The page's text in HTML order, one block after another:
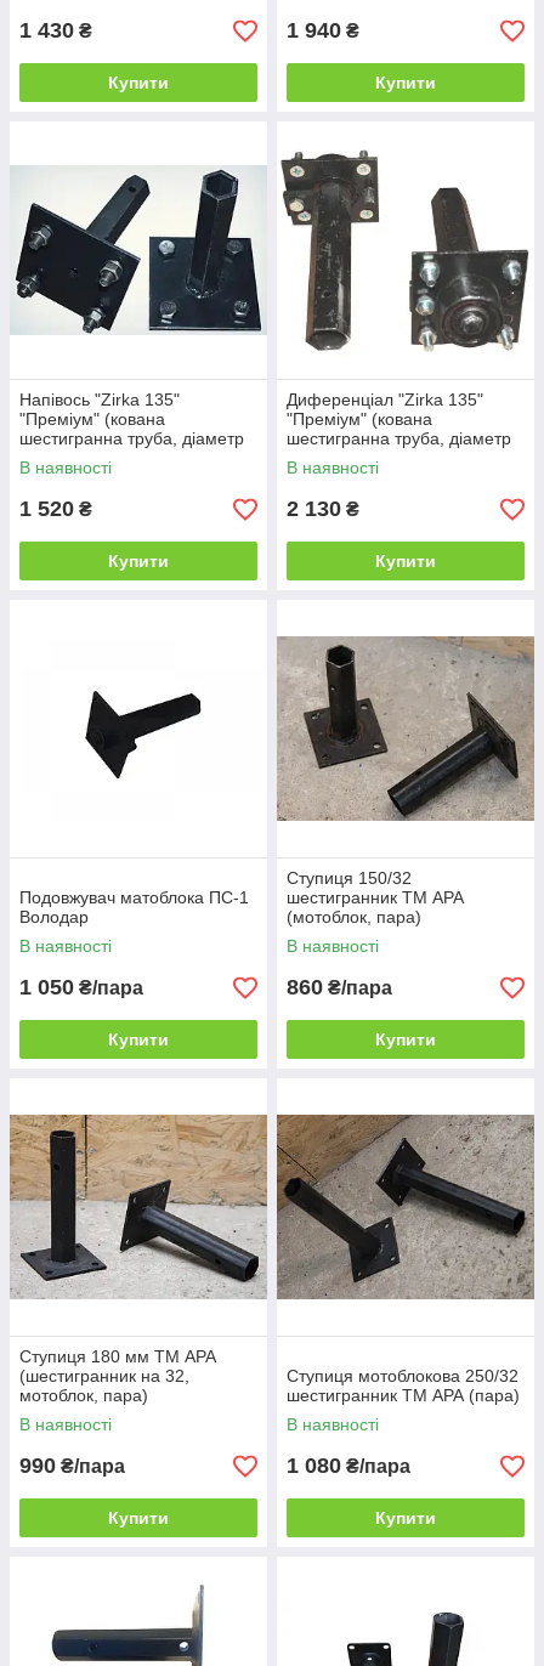
1 430 ₴
Купити
1 940 ₴
Купити
Напівось "Zirka 135"
"Преміум" (кована
шестигранна труба, діаметр
32 мм, довжина 200 мм)
В наявності
1 520 ₴
Купити
Диференціал "Zirka 135"
"Преміум" (кована
шестигранна труба, діаметр
32 мм, довжина 200 мм)
В наявності
2 130 ₴
Купити
Подовжувач матоблока ПС-1
Володар
В наявності
1 050 ₴/пара
Купити
Ступиця 150/32
шестигранник ТМ АРА
(мотоблок, пара)
В наявності
860 ₴/пара
Купити
Ступиця 180 мм ТМ АРА
(шестигранник на 32,
мотоблок, пара)
В наявності
990 ₴/пара
Купити
Ступиця мотоблокова 250/32
шестигранник ТМ АРА (пара)
В наявності
1 080 ₴/пара
Купити